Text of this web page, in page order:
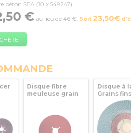
béton SEA (10 x 549247)
€ au lieu de 46 €. Soit 23,50€
!
Disque fibre
meuleuse grain
Disque à
Grains
Diam